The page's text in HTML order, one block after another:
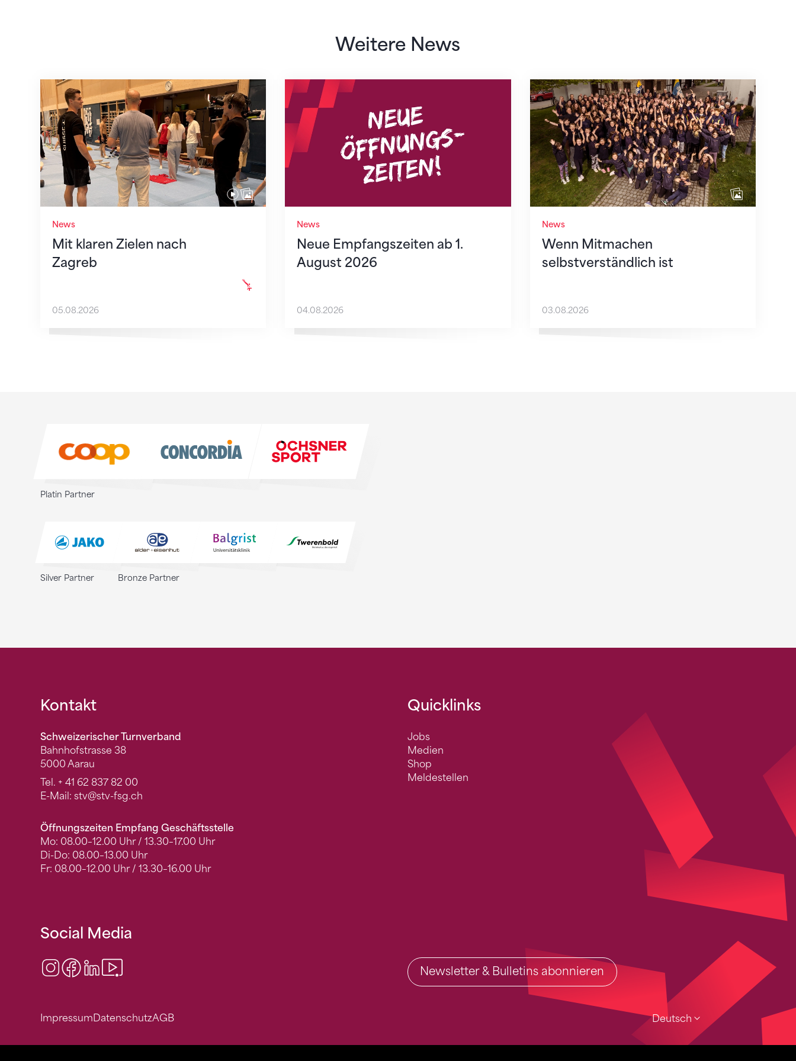
Weitere News
News
Mit klaren Zielen nach
Zagreb
Mit klaren Zielen nach Zagreb
05.08.2026
News
Neue Empfangszeiten ab 1.
August 2026
Neue Empfangszeiten ab 1. August 2026
04.08.2026
News
Wenn Mitmachen
selbstverständlich ist
Wenn Mitmachen selbstverständlich ist
03.08.2026
Platin Partner
Silver Partner Bronze Partner
Fusszeile
Kontakt
Schweizerischer Turnverband
Bahnhofstrasse 38
5000 Aarau
Tel. + 41 62 837 82 00
E-Mail: stv@stv-fsg.ch
Öffnungszeiten Empfang Geschäftsstelle
Mo: 08.00–12.00 Uhr / 13.30–17.00 Uhr
Di-Do: 08.00–13.00 Uhr
Fr: 08.00–12.00 Uhr / 13.30–16.00 Uhr
Quicklinks
Jobs
Medien
Shop
Meldestellen
Deutsch
Social Media
Instagram
Facebook
LinkedIn Newsletter & Bulletins abonnieren
ImpressumDatenschutzAGB